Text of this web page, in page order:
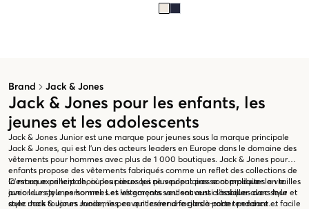
Brand Jack & Jones
Jack & Jones pour les enfants, les
jeunes et les adolescents
Jack & Jones Junior est une marque pour jeunes sous la marque principale
Jack & Jones, qui est l'un des acteurs leaders en Europe dans le domaine des
vêtements pour hommes avec plus de 1 000 boutiques. Jack & Jones pour
enfants propose des vêtements fabriqués comme un reflet des collections de
la marque principale, où les pièces les plus populaires sont produites en tailles
junior. Les jeunes hommes et les garçons veulent aussi s'habiller avec style et
avec Jack & Jones Junior, ils peuvent créer une garde-robe tendance et facile
C'est un excellent choix pour ceux qui ne veulent pas se compliquer la vie
avec leur style personnel. Les vêtements sont souvent classiques dans leur
style mais toujours modernes, ce qui les rend faciles à porter pendant